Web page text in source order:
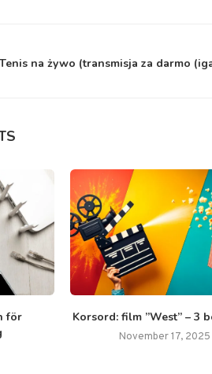
Tenis na żywo (transmisja za darmo
för
Korsord: film ”West” – 3
November 17, 2025